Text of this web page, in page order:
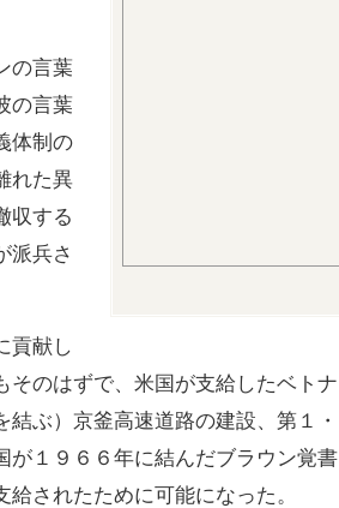
の言葉
の言葉
体制の
れた異
収する
派兵さ
貢献し
そのはずで、米国が支給したベトナ
ぶ）京釜高速道路の建設、第１・
が１９６６年に結んだブラウン覚書
されたために可能になった。